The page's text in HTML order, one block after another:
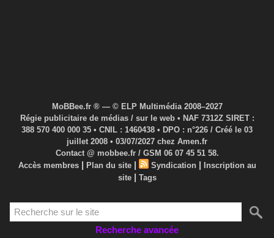
MoBBee.fr ® — © ELP Multimédia 2008–2027
Régie publicitaire de médias / sur le web • NAF 7312Z SIRET :
388 570 400 000 35 • CNIL : 1460438 • DPO : n°226 / Créé le 03
juillet 2008 • 03/07/2027 chez Amen.fr
Contact @ mobbee.fr / GSM 06 07 45 51 58.
Accès membres | Plan du site | Syndication |
Inscription au
site | Tags
Recherche avancée